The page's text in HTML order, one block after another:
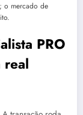
o mercado de
PRO
real